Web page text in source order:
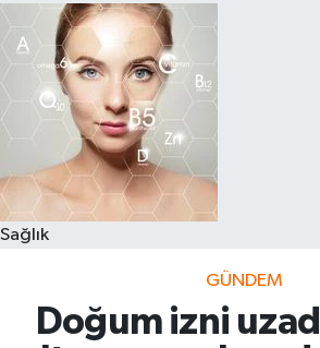
Sağlık
GÜNDEM
Doğum izni